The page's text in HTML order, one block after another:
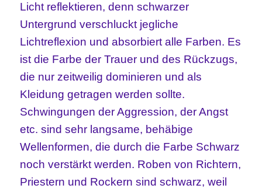
Licht reflektieren, denn schwarzer
Untergrund verschluckt jegliche
Lichtreflexion und absorbiert alle Farben. Es
ist die Farbe der Trauer und des Rückzugs,
die nur zeitweilig dominieren und als
Kleidung getragen werden sollte.
Schwingungen der Aggression, der Angst
etc. sind sehr langsame, behäbige
Wellenformen, die durch die Farbe Schwarz
noch verstärkt werden. Roben von Richtern,
Priestern und Rockern sind schwarz, weil